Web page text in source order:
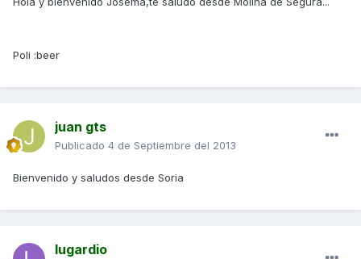
Poli :beer
juan gts
Publicado 4 de Septiembre del 2013
Bienvenido y saludos desde Soria
lugardio